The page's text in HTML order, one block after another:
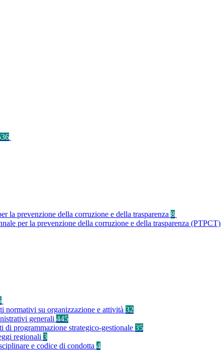
la prevenzione della corruzione e della trasparenza 8
per la prevenzione della corruzione e della trasparenza (PTPCT)
normativi su organizzazione e attività 32
generali 445
di programmazione strategico-gestionale 35
regionali 3
e codice di condotta 4